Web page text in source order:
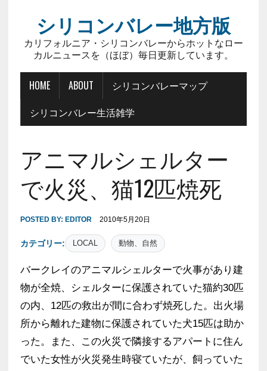
シリコンバレー地方版
カリフォルニア・シリコンバレーからホットなロー
カルニュースを（ほぼ）毎日更新しています。
HOME ABOUT
シリコンバレーマップ
シリコンバレー生活雑学
アニマルシェルター
で火災、猫12匹焼死
POSTED BY: EDITOR 2010年5月20日
カテゴリー: LOCAL 動物、自然
バークレイのアニマルシェルターで火事があり建
物が全焼、シェルターに保護されていた猫約30匹
の内、12匹の救出が間に合わず焼死した。出火場
所から離れた建物に保護されていた犬15匹は助か
った。また、この火災で隣接するアパートに住ん
でいた女性が火災発生時寝ていたが、飼っていた